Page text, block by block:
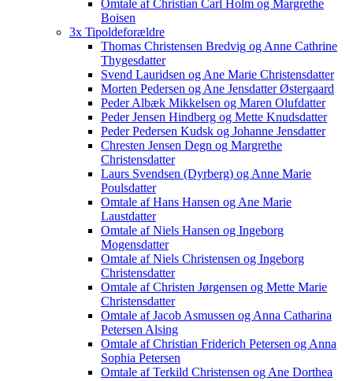
Omtale af Christian Carl Holm og Margrethe
Boisen
3x Tipoldeforældre
Thomas Christensen Bredvig og Anne Cathrine
Thygesdatter
Svend Lauridsen og Ane Marie Christensdatter
Morten Pedersen og Ane Jensdatter Østergaard
Peder Albæk Mikkelsen og Maren Olufdatter
Peder Jensen Hindberg og Mette Knudsdatter
Peder Pedersen Kudsk og Johanne Jensdatter
Chresten Jensen Degn og Margrethe
Christensdatter
Laurs Svendsen (Dyrberg) og Anne Marie
Poulsdatter
Omtale af Hans Hansen og Ane Marie
Laustdatter
Omtale af Niels Hansen og Ingeborg
Mogensdatter
Omtale af Niels Christensen og Ingeborg
Christensdatter
Omtale af Christen Jørgensen og Mette Marie
Christensdatter
Omtale af Jacob Asmussen og Anna Catharina
Petersen Alsing
Omtale af Christian Friderich Petersen og Anna
Sophia Petersen
Omtale af Terkild Christensen og Ane Dorthea